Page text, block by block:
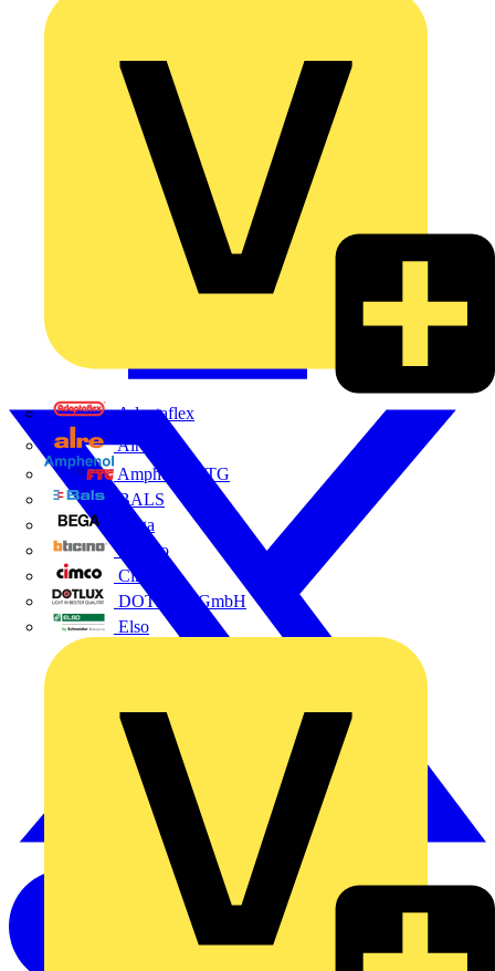
Adaptaflex
Alre
Amphenol FTG
BALS
Bega
Bticino
Cimco
DOTLUX GmbH
Elso